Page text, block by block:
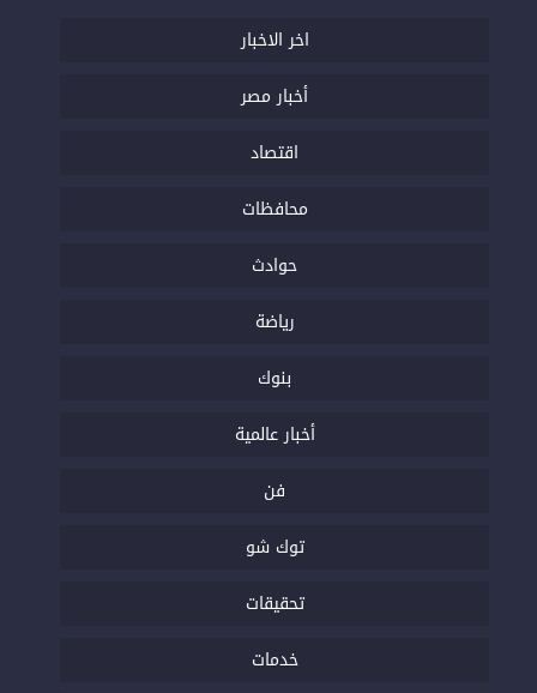
اخر الاخبار
أخبار مصر
اقتصاد
محافظات
حوادث
رياضة
بنوك
أخبار عالمية
فن
توك شو
تحقيقات
خدمات